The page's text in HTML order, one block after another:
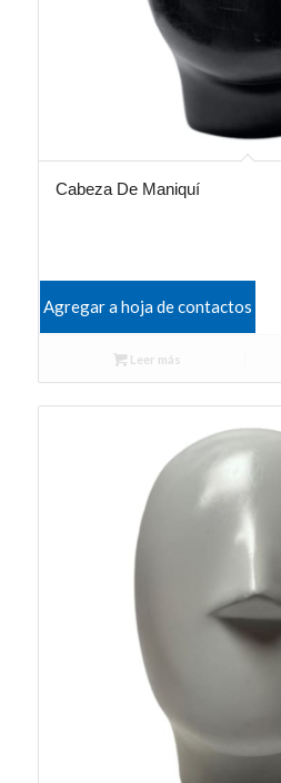
Cabeza De Maniquí
Agregar a hoja de contactos
Leer más